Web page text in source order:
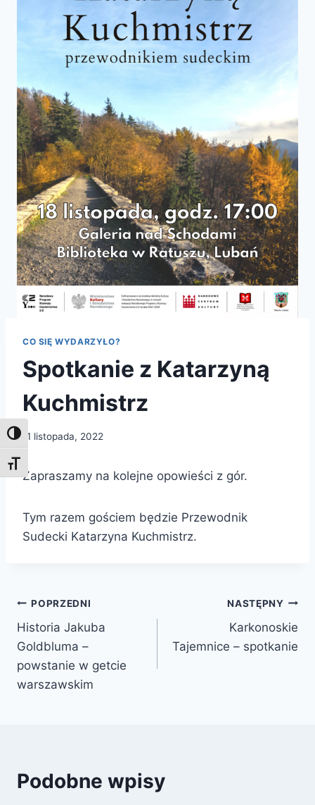
Toggle High Contrast
Toggle Font size
CO SIĘ WYDARZYŁO?
Spotkanie z Katarzyną
Kuchmistrz
11 listopada, 2022
Zapraszamy na kolejne opowieści z gór.
Tym razem gościem będzie Przewodnik
Sudecki Katarzyna Kuchmistrz.
Nawigacja
wpisu
POPRZEDNI
Historia Jakuba
Goldbluma –
powstanie w getcie
warszawskim
NASTĘPNY
Karkonoskie
Tajemnice – spotkanie
Podobne wpisy